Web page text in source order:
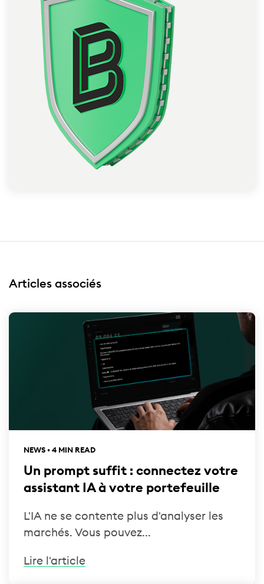
Articles associés
NEWS • 4 MIN READ
Un prompt suffit : connectez votre
assistant IA à votre portefeuille
L'IA ne se contente plus d'analyser les
marchés. Vous pouvez...
Lire l'article